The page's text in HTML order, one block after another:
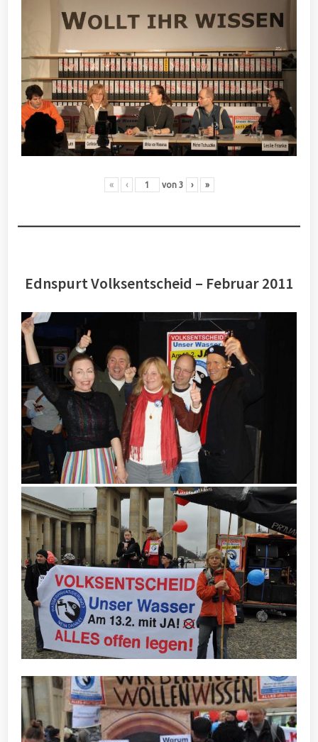
« ‹ von 3 › »
Ednspurt Volksentscheid – Februar 2011